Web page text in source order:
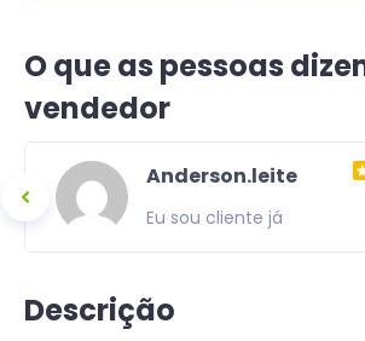
O que as pessoas
vendedor
Anderson.leite
Eu sou cliente já
Descrição